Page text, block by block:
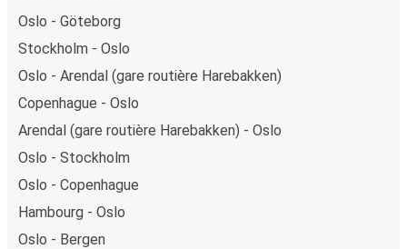
Oslo - Göteborg
Stockholm - Oslo
Oslo - Arendal (gare routière Harebakken)
Copenhague - Oslo
Arendal (gare routière Harebakken) - Oslo
Oslo - Stockholm
Oslo - Copenhague
Hambourg - Oslo
Oslo - Bergen